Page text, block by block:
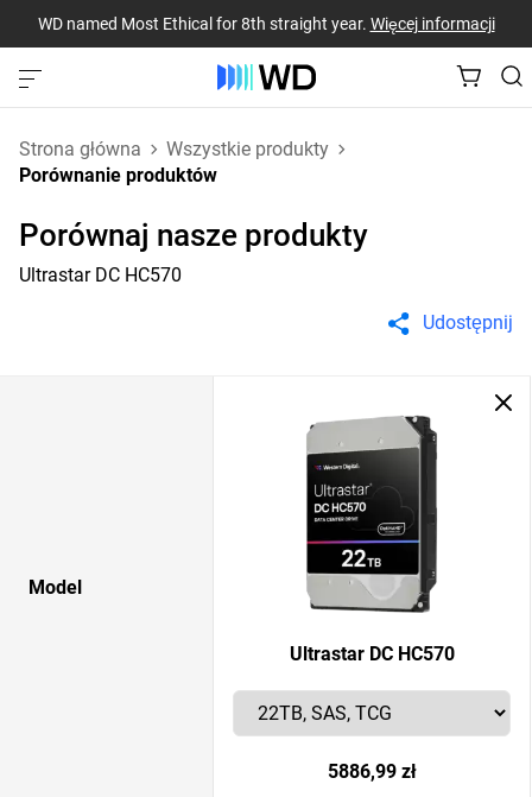
WD named Most Ethical for 8th straight year. Więcej informacji
Strona główna
Wszystkie produkty
Porównanie produktów
Porównaj nasze produkty
Ultrastar DC HC570
Udostępnij
Model
Ultrastar DC HC570
5886,99 zł